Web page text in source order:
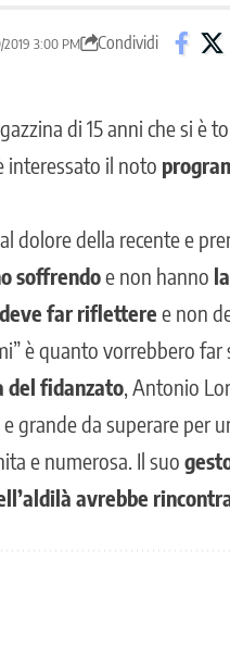
2019 3:00 PM Condividi
di 15 anni che si è
interessato il noto
dolore della recente e
soffrendoe non hanno
far rifletteree non
è quanto vorrebbero far
del fidanzato , Antonio
grande da superare per
e numerosa. Il suo
avrebbe